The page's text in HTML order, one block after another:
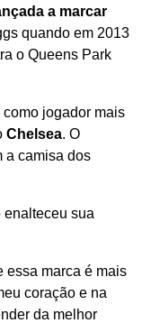
a marcar
quando em 2013
o Queens Park
jogador mais
Chelsea. O
a camisa dos
enalteceu sua
essa marca é mais
coração e na
da melhor